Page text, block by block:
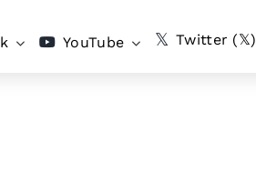
YouTube Twitter (𝕏)